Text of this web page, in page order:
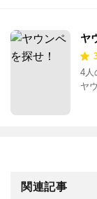
ヤ
4人
ヤ
関連記事